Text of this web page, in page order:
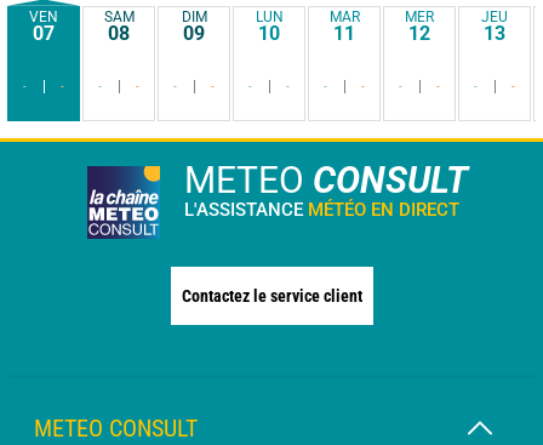
VEN
07
- -
SAM
08
- -
DIM
09
- -
LUN
10
- -
MAR
11
- -
MER
12
- -
JEU
13
- -
METEO CONSULT
L'ASSISTANCE MÉTÉO EN DIRECT
Contactez le service client
METEO CONSULT